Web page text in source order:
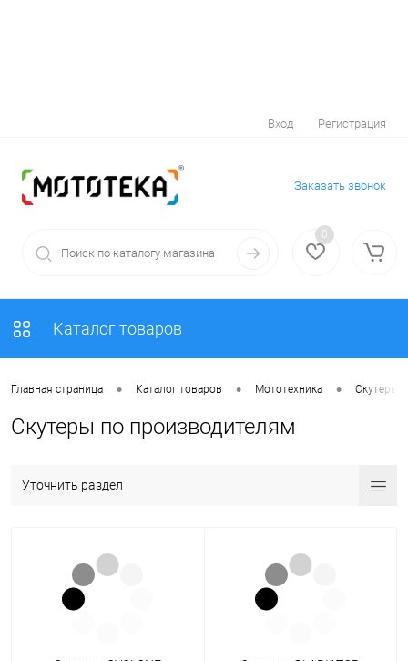
Вход Регистрация
Заказать звонок
0
Каталог товаров
Главная страница • Каталог товаров • Мототехника • Скутеры
Скутеры по производителям
Уточнить раздел